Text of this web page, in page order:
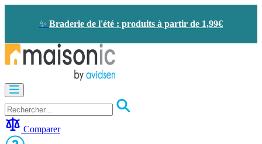
✨ Braderie de l'été : produits à partir de 1,99€
Visiophone
-
Sonnette
Comparer